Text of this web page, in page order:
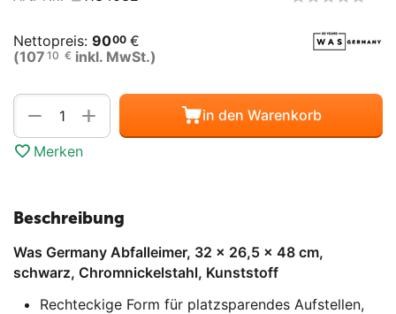
Nettopreis: 9000 €
(107 10 € inkl. MwSt.)
Menge
+
− in den Warenkorb
Merken
Beschreibung
Was Germany Abfalleimer, 32 x 26,5 x 48 cm,
schwarz, Chromnickelstahl, Kunststoff
Rechteckige Form für platzsparendes Aufstellen,